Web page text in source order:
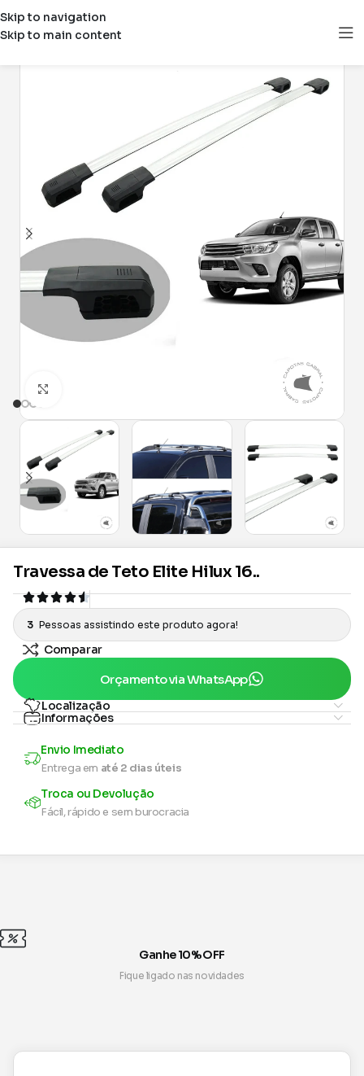
Skip to navigation
Skip to main content
Travessa de Teto Elite Hilux 16..
3 Pessoas assistindo este produto agora!
Comparar
Orçamento via WhatsApp
Localização
Informações
Envio Imediato
Entrega em até 2 dias úteis
Troca ou Devolução
Fácil, rápido e sem burocracia
Ganhe 10% OFF
Fique ligado nas novidades